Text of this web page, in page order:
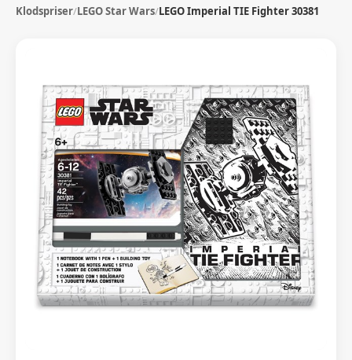
Klodspriser/LEGO Star Wars/LEGO Imperial TIE Fighter 30381